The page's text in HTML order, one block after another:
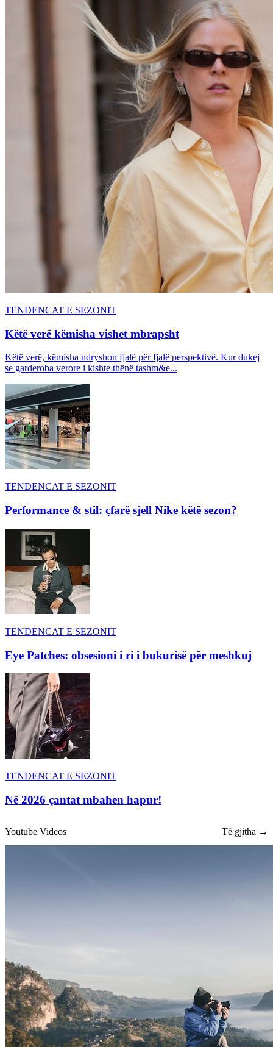
TENDENCAT E SEZONIT
Këtë verë këmisha vishet mbrapsht
Këtë verë, këmisha ndryshon fjalë për fjalë perspektivë. Kur dukej
se garderoba verore i kishte thënë tashm&e...
TENDENCAT E SEZONIT
Performance & stil: çfarë sjell Nike këtë sezon?
TENDENCAT E SEZONIT
Eye Patches: obsesioni i ri i bukurisë për meshkuj
TENDENCAT E SEZONIT
Në 2026 çantat mbahen hapur!
Youtube Videos Të gjitha →